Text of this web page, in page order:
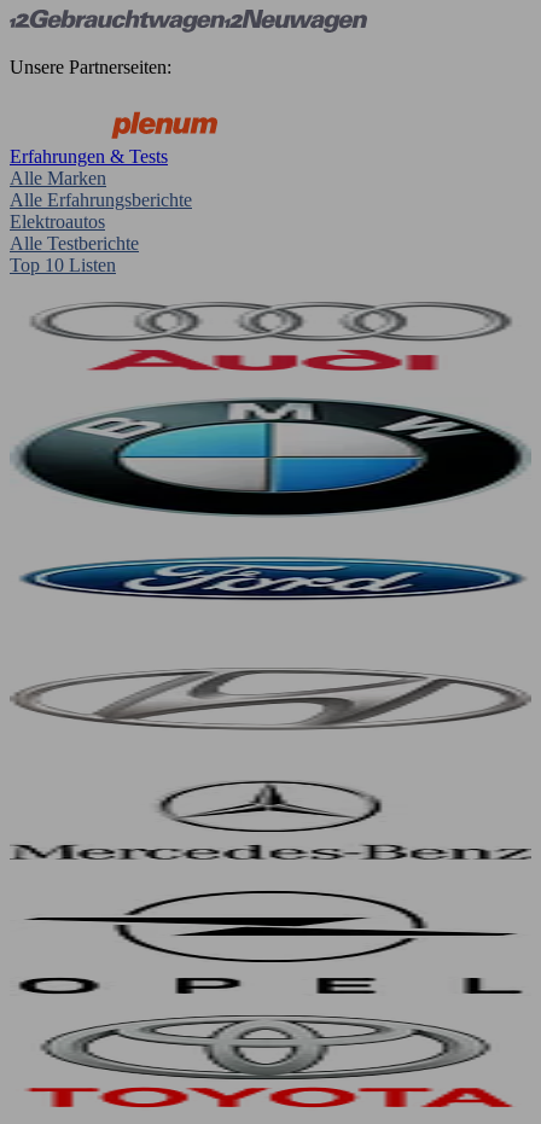
Unsere Partnerseiten:
Erfahrungen & Tests
Alle Marken
Alle Erfahrungsberichte
Elektroautos
Alle Testberichte
Top 10 Listen